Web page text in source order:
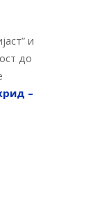
и
до
–